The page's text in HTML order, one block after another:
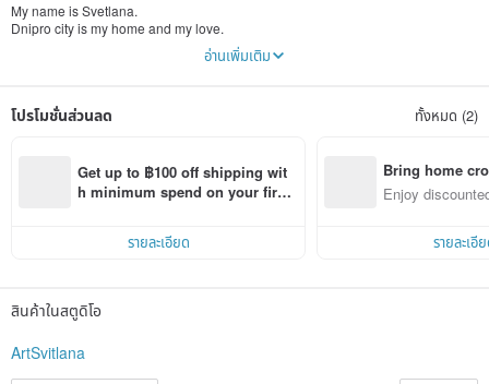
My name is Svetlana.
Dnipro city is my home and my love.
My original paintings are inspired and painted using natural peasages, sea
sands, flowers. Everything that once saw and or came in a dream is naturally
interest people to leave for new owners))).
อ่านเพิ่มเติม
โปรโมชั่นส่วนลด ทั้งหมด (2)
Get up to ฿100 off shipping wit
h minimum spend on your first
รายละเอียด
Bring home
n with ease
Enjoy
รายละเอี
สินค้าในสตูดิโอ
ArtSvitlana